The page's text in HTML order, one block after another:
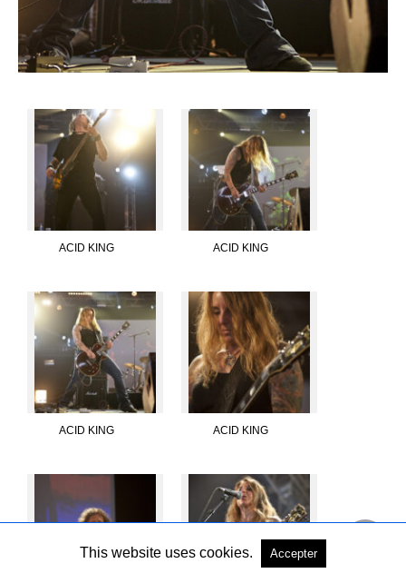
ACID KING ACID KING
ACID KING ACID KING
This website uses cookies. Accepter